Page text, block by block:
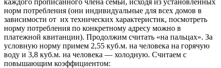
норм потребления (они индивидуальные для всех домов в
зависимости от их технических характеристик, посмотреть
норму потребления по конкретному адресу можно в
платежной квитанции). Продолжим считать «на пальцах». За
условную норму примем 2,55 куб.м. на человека на горячую
воду и 3,8 куб.м. на человека — холодную. Считаем с
повышающим коэффициентом: